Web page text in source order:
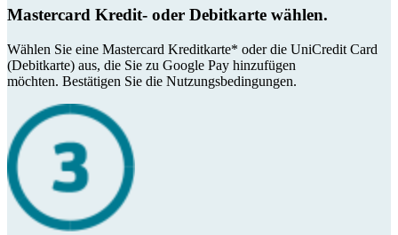
Mastercard Kredit- oder Debitkarte wählen.
Wählen Sie eine Mastercard Kreditkarte* oder die UniCredit Card
(Debitkarte) aus, die Sie zu Google Pay hinzufügen
möchten. Bestätigen Sie die Nutzungsbedingungen.